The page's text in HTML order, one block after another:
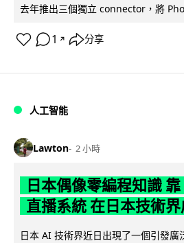
去年推出三個獨立 connector，將
1 ↗ 分享
人工智能
Lawton 2 小時
日本偶像零編程知識
直播系統 在日本技術
日本 AI 技術界近日出現了一個引發